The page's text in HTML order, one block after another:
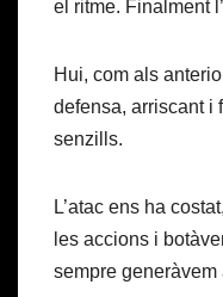
el ritme. Finalment
Hui, com als
defensa, arriscant i
senzills.
L’atac ens ha
les accions i
sempre generàvem